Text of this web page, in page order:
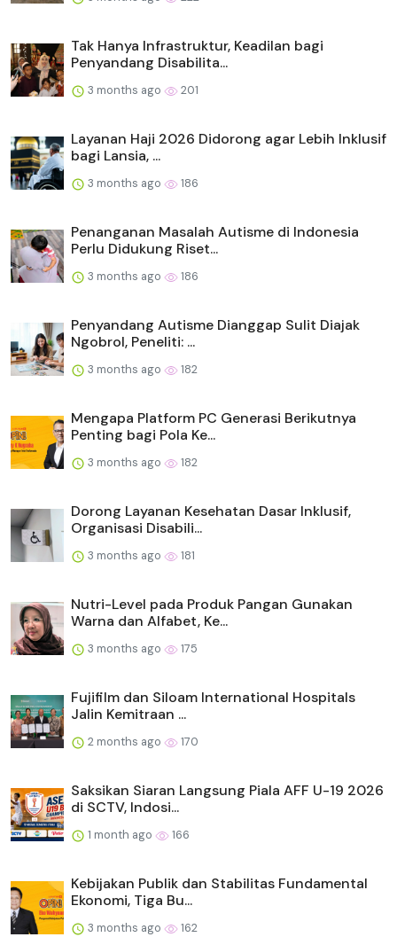
Tak Hanya Infrastruktur, Keadilan bagi
Penyandang Disabilita...
3 months ago 201
Layanan Haji 2026 Didorong agar Lebih Inklusif
bagi Lansia, ...
3 months ago 186
Penanganan Masalah Autisme di Indonesia
Perlu Didukung Riset...
3 months ago 186
Penyandang Autisme Dianggap Sulit Diajak
Ngobrol, Peneliti: ...
3 months ago 182
Mengapa Platform PC Generasi Berikutnya
Penting bagi Pola Ke...
3 months ago 182
Dorong Layanan Kesehatan Dasar Inklusif,
Organisasi Disabili...
3 months ago 181
Nutri-Level pada Produk Pangan Gunakan
Warna dan Alfabet, Ke...
3 months ago 175
Fujifilm dan Siloam International Hospitals
Jalin Kemitraan ...
2 months ago 170
Saksikan Siaran Langsung Piala AFF U-19 2026
di SCTV, Indosi...
1 month ago 166
Kebijakan Publik dan Stabilitas Fundamental
Ekonomi, Tiga Bu...
3 months ago 162